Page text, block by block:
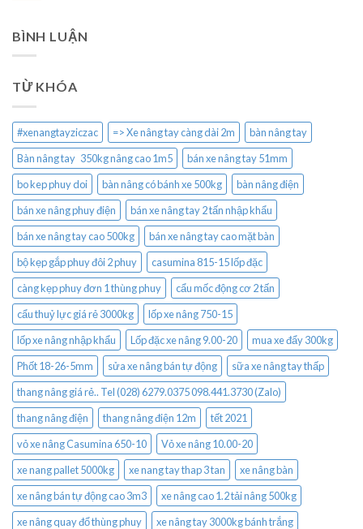
BÌNH LUẬN
TỪ KHÓA
#xenangtayziczac => Xe nâng tay càng dài 2m
bàn nâng tay
Bàn nâng tay 350kg nâng cao 1m5
bán xe nâng tay 51mm
bo kep phuy doi
bàn nâng có bánh xe 500kg
bàn nâng điện
bán xe nâng phuy điện
bán xe nâng tay 2 tấn nhập khẩu
bán xe nâng tay cao 500kg
bán xe nâng tay cao mặt bàn
bộ kẹp gắp phuy đôi 2 phuy
casumina 815-15 lốp đặc
càng kẹp phuy đơn 1 thùng phuy
cẩu mốc động cơ 2 tấn
cẩu thuỷ lực giá rẻ 3000kg
lốp xe nâng 750-15
lốp xe nâng nhập khẩu
Lốp đặc xe nâng 9.00-20
mua xe đẩy 300kg
Phốt 18-26-5mm
sửa xe nâng bán tự động
sữa xe nâng tay thấp
thang nâng giá rẻ.. Tel (028) 6279.0375 098.441.3730 (Zalo)
thang nâng điện
thang nâng điện 12m
tết 2021
vỏ xe nâng Casumina 650-10
Vỏ xe nâng 10.00-20
xe nang pallet 5000kg
xe nang tay thap 3 tan
xe nâng bàn
xe nâng bán tự động cao 3m3
xe nâng cao 1.2 tải nâng 500kg
xe nâng quay đổ thùng phuy
xe nâng tay 3000kg bánh trắng